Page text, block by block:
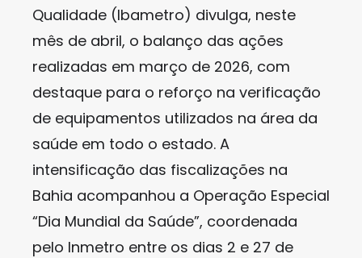
Qualidade (Ibametro) divulga, neste
mês de abril, o balanço das ações
realizadas em março de 2026, com
destaque para o reforço na verificação
de equipamentos utilizados na área da
saúde em todo o estado. A
intensificação das fiscalizações na
Bahia acompanhou a Operação Especial
“Dia Mundial da Saúde”, coordenada
pelo Inmetro entre os dias 2 e 27 de